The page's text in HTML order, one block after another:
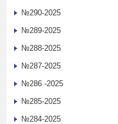
№290-2025
№289-2025
№288-2025
№287-2025
№286 -2025
№285-2025
№284-2025